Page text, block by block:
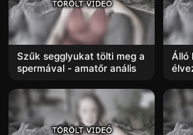
Szűk segglyukat tölti meg a
spermával - amatőr anális
Álló